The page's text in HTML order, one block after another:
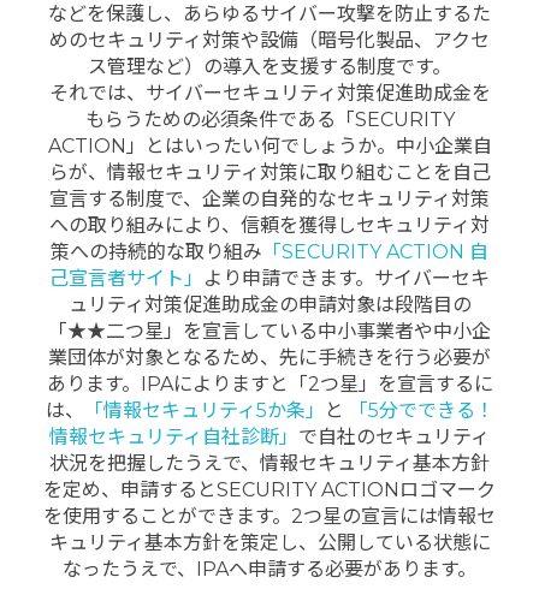
などを保護し、あらゆるサイバー攻撃を防止するた
めのセキュリティ対策や設備（暗号化製品、アクセ
ス管理など）の導入を支援する制度です。
それでは、サイバーセキュリティ対策促進助成金を
もらうための必須条件である「SECURITY
ACTION」とはいったい何でしょうか。中小企業自
らが、情報セキュリティ対策に取り組むことを自己
宣言する制度で、企業の自発的なセキュリティ対策
への取り組みにより、信頼を獲得しセキュリティ対
策への持続的な取り組み 「SECURITY ACTION 自
己宣言者サイト」
より申請できます。サイバーセキ
ュリティ対策促進助成金の申請対象は段階目の
「★★二つ星」を宣言している中小事業者や中小企
業団体が対象となるため、先に手続きを行う必要が
あります。IPAによりますと「2つ星」を宣言するに
は、
「情報セキュリティ5か条」 と
「5分でできる！
情報セキュリティ自社診断」 で自社のセキュリティ
状況を把握したうえで、情報セキュリティ基本方針
を定め、申請するとSECURITY ACTIONロゴマーク
を使用することができます。2つ星の宣言には情報セ
キュリティ基本方針を策定し、公開している状態に
なったうえで、IPAへ申請する必要があります。